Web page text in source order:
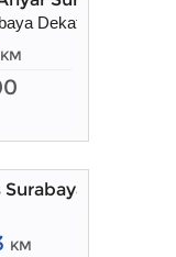
Dekat Rungkut
KM
Barat
KM